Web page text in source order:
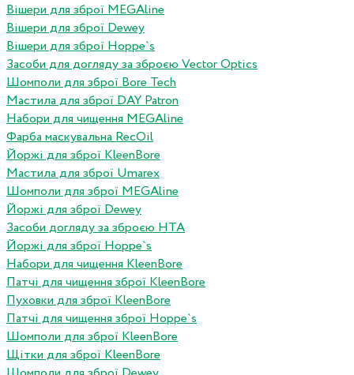
Вішери для зброї MEGAline
Вішери для зброї Dewey
Вішери для зброї Hoppe`s
Засоби для догляду за зброєю Vector Optics
Шомполи для зброї Bore Tech
Мастила для зброї DAY Patron
Набори для чищення MEGAline
Фарба маскувальна RecOil
Йоржі для зброї KleenBore
Мастила для зброї Umarex
Шомполи для зброї MEGAline
Йоржі для зброї Dewey
Засоби догляду за зброєю HTA
Йоржі для зброї Hoppe`s
Набори для чищення KleenBore
Патчі для чищення зброї KleenBore
Пуховки для зброї KleenBore
Патчі для чищення зброї Hoppe`s
Шомполи для зброї KleenBore
Щітки для зброї KleenBore